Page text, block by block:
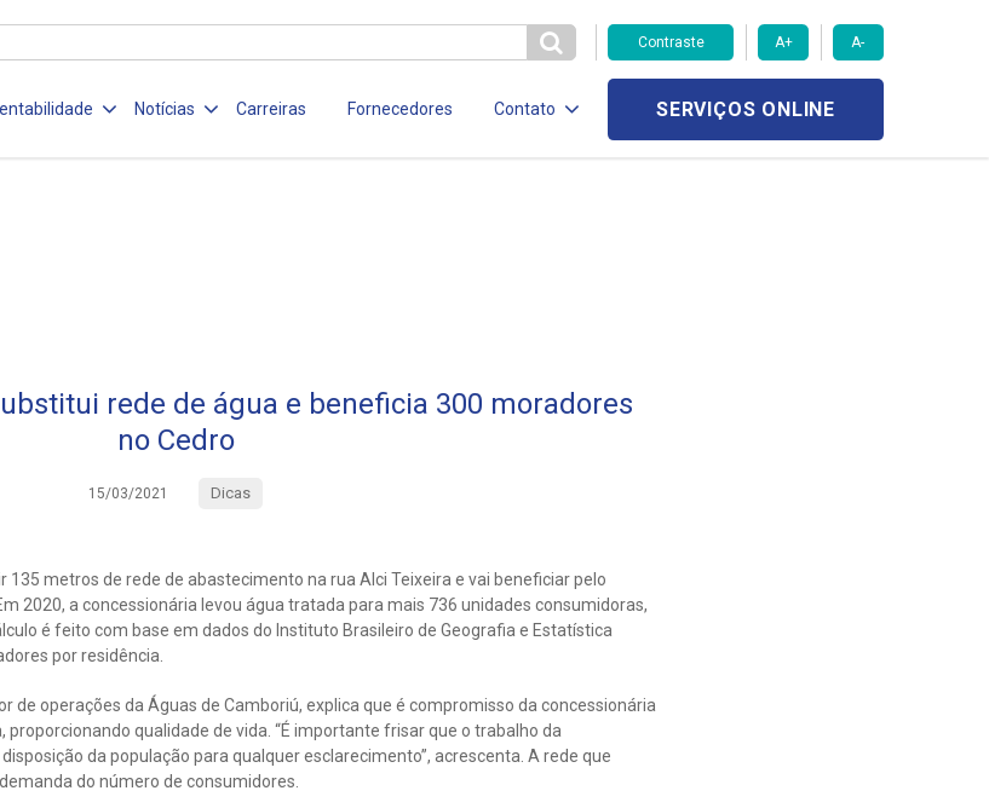
Contraste A+ A-
Notícias Carreiras Fornecedores Contato SERVIÇOS ONLINE
rede de água e beneficia 300 moradores
no Cedro
15/03/2021 Dicas
135 metros de rede de abastecimento na rua Alci Teixeira e vai beneficiar pelo
2020, a concessionária levou água tratada para mais 736 unidades consumidoras,
é feito com base em dados do Instituto Brasileiro de Geografia e Estatística
por residência.
de operações da Águas de Camboriú, explica que é compromisso da concessionária
qualidade de vida. “É importante frisar que o trabalho da
da população para qualquer esclarecimento”, acrescenta. A rede que
do número de consumidores.